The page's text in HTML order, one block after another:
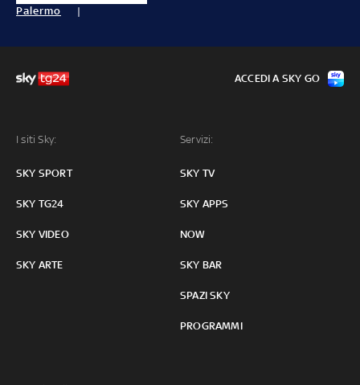
Palermo
I siti Sky:
SKY SPORT
SKY TG24
SKY VIDEO
SKY ARTE
Servizi:
SKY TV
SKY APPS
NOW
SKY BAR
SPAZI SKY
PROGRAMMI
ACCEDI A SKY GO